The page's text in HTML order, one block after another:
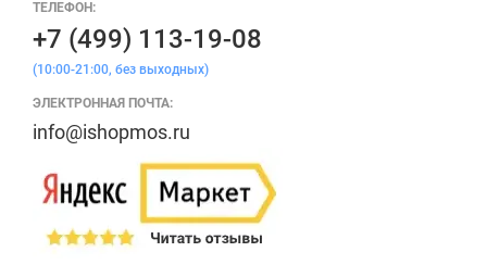
ТЕЛЕФОН:
+7 (499) 113-19-08
(10:00-21:00, без выходных)
ЭЛЕКТРОННАЯ ПОЧТА:
info@ishopmos.ru